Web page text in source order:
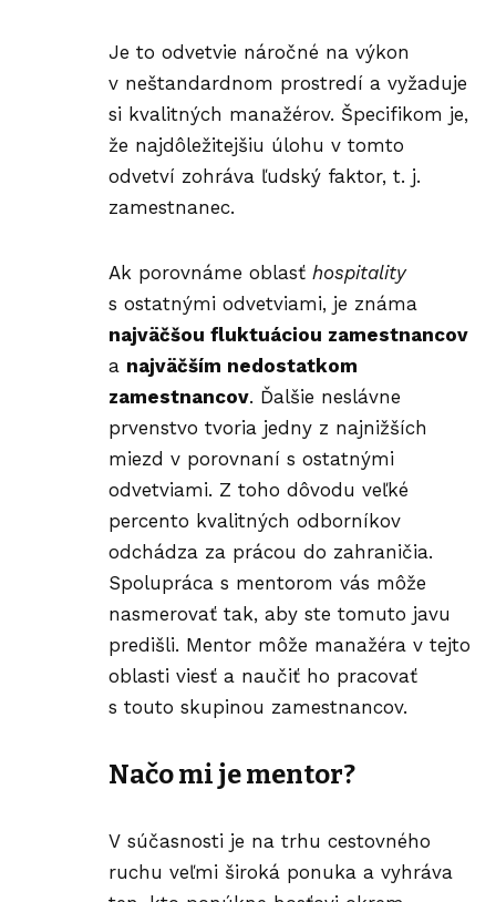
Je to odvetvie náročné na výkon
v neštandardnom prostredí a vyžaduje
si kvalitných manažérov. Špecifikom je,
že najdôležitejšiu úlohu v tomto
odvetví zohráva ľudský faktor, t. j.
zamestnanec.
Ak porovnáme oblasť hospitality
s ostatnými odvetviami, je známa
najväčšou fluktuáciou zamestnancov
a najväčším nedostatkom
zamestnancov. Ďalšie neslávne
prvenstvo tvoria jedny z najnižších
miezd v porovnaní s ostatnými
odvetviami. Z toho dôvodu veľké
percento kvalitných odborníkov
odchádza za prácou do zahraničia.
Spolupráca s mentorom vás môže
nasmerovať tak, aby ste tomuto javu
predišli. Mentor môže manažéra v tejto
oblasti viesť a naučiť ho pracovať
s touto skupinou zamestnancov.
Načo mi je mentor?
V súčasnosti je na trhu cestovného
ruchu veľmi široká ponuka a vyhráva